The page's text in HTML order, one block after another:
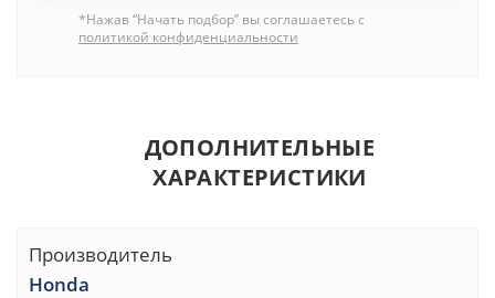
*Нажав “Начать подбор” вы соглашаетесь с
политикой конфиденциальности
ДОПОЛНИТЕЛЬНЫЕ
ХАРАКТЕРИСТИКИ
Производитель
Honda